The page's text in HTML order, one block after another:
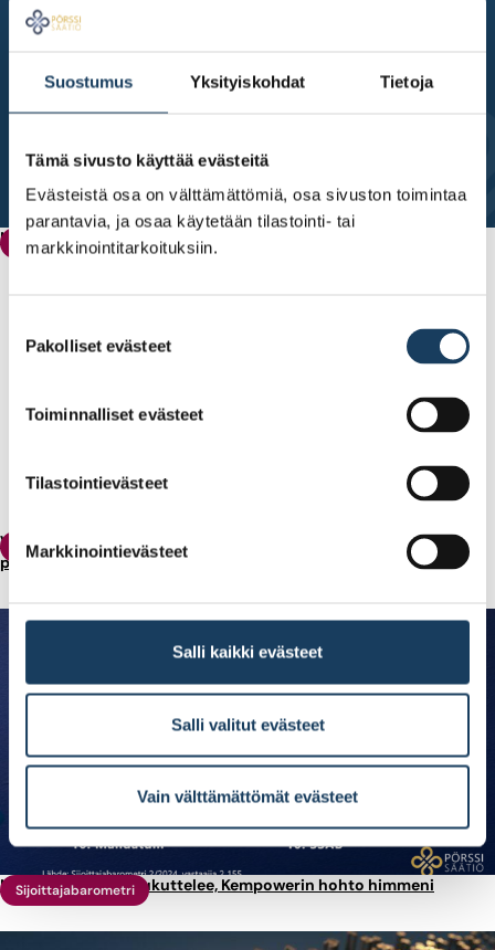
Suostumus Yksityiskohdat Tietoja
Tämä sivusto käyttää evästeitä
Evästeistä osa on välttämättömiä, osa sivuston toimintaa
parantavia, ja osaa käytetään tilastointi- tai
markkinointitarkoituksiin.
valinta
Pakolliset evästeet
Toiminnalliset evästeet
Tilastointievästeet
Markkinointievästeet
Salli kaikki evästeet
Salli valitut evästeet
Vain välttämättömät evästeet
First North -kasvumarkkina
Nämä seitsemän osaketta ovat First Northin kansansuosikit
Luottamus ja maine -tutkimus
Vastaa kyselyyn: Kuka on paras toimitusjohtaja? Mitkä
pörssiyhtiöt ovat maineeltaan parhaita?
Sijoittajabarometri
Nokian Renkaat houkuttelee, Kempowerin hohto himmeni